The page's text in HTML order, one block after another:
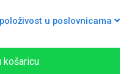
u poslovnicama
košaricu